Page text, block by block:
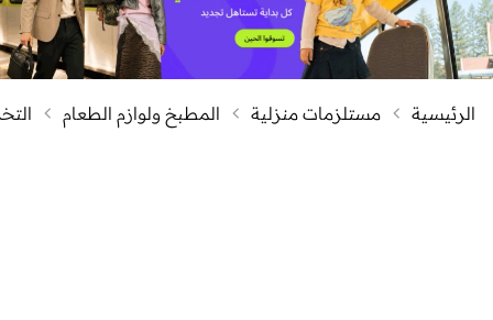
الرئيسية مستلزمات منزلية المطبخ ولوازم الطعام